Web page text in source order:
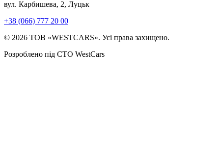
вул. Карбишева, 2, Луцьк
+38 (066) 777 20 00
© 2026 ТОВ «WESTCARS». Усі права захищено.
Розроблено під СТО WestCars